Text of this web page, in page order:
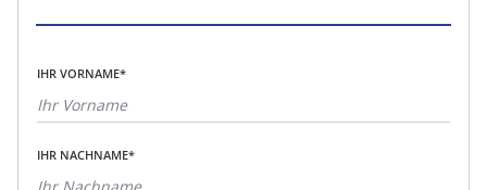
IHR VORNAME*
IHR NACHNAME*